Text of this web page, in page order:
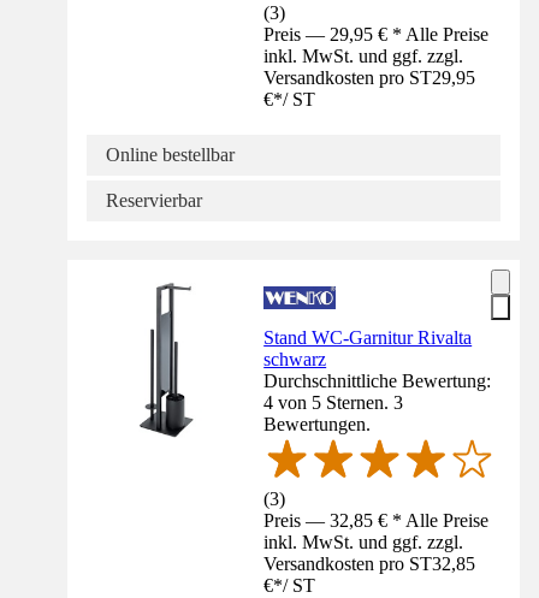
(3)
Preis — 29,95 € * Alle Preise
inkl. MwSt. und ggf. zzgl.
Versandkosten pro ST29,95
€*/ ST
Online bestellbar
Reservierbar
Stand WC-Garnitur Rivalta
schwarz
Durchschnittliche Bewertung:
4 von 5 Sternen. 3
Bewertungen.
(3)
Preis — 32,85 € * Alle Preise
inkl. MwSt. und ggf. zzgl.
Versandkosten pro ST32,85
€*/ ST